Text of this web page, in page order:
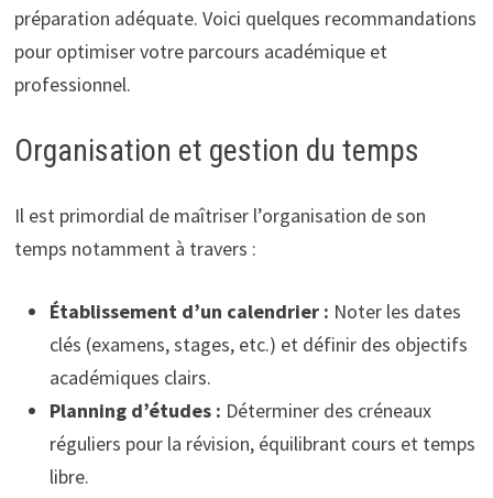
préparation adéquate. Voici quelques recommandations
pour optimiser votre parcours académique et
professionnel.
Organisation et gestion du temps
Il est primordial de maîtriser l’organisation de son
temps notamment à travers :
Établissement d’un calendrier : Noter les dates
clés (examens, stages, etc.) et définir des objectifs
académiques clairs.
Planning d’études : Déterminer des créneaux
réguliers pour la révision, équilibrant cours et temps
libre.